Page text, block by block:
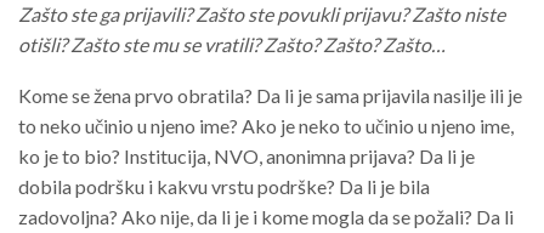
Zašto ste ga prijavili? Zašto ste povukli prijavu? Zašto niste
otišli? Zašto ste mu se vratili? Zašto? Zašto? Zašto…
Kome se žena prvo obratila? Da li je sama prijavila nasilje ili je
to neko učinio u njeno ime? Ako je neko to učinio u njeno ime,
ko je to bio? Institucija, NVO, anonimna prijava? Da li je
dobila podršku i kakvu vrstu podrške? Da li je bila
zadovoljna? Ako nije, da li je i kome mogla da se požali? Da li